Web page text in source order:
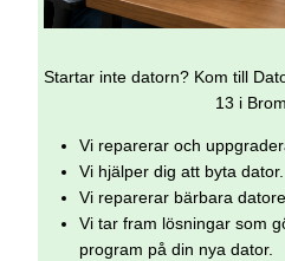
Startar inte datorn? Kom till
13 i
Vi reparerar och
Vi hjälper dig att byta dator.
Vi reparerar bärbara
Vi tar fram lösningar som
program på din nya dator.